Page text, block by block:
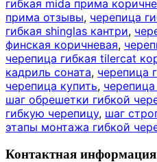
гибкая mida прима
прима отзывы, черепица
гибкая shinglas кантри,
финская коричневая,
черепица гибкая tilercat
кадриль соната, черепица
черепица купить,
шаг обрешетки гибкой
гибкую черепицу, шаг
этапы монтажа гибкой
Контактная информация